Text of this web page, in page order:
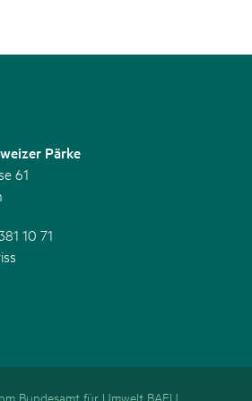
Pärke
61
10 71
Bundesamt für Umwelt BAFU